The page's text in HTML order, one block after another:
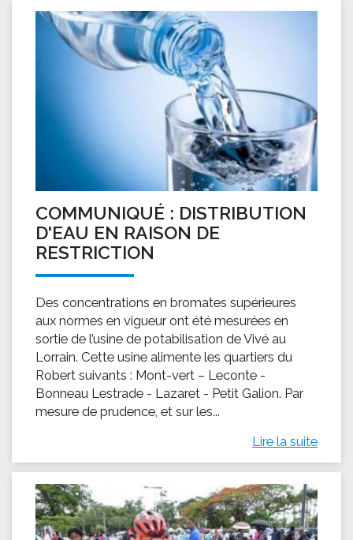
COMMUNIQUÉ : DISTRIBUTION
D'EAU EN RAISON DE
RESTRICTION
Des concentrations en bromates supérieures
aux normes en vigueur ont été mesurées en
sortie de l’usine de potabilisation de Vivé au
Lorrain. Cette usine alimente les quartiers du
Robert suivants : Mont-vert – Leconte -
Bonneau Lestrade - Lazaret - Petit Galion. Par
mesure de prudence, et sur les...
Lire la suite